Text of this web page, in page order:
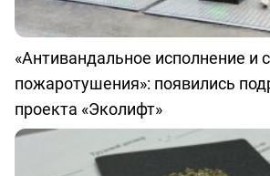
«Антивандальное исполнение и
пожаротушения»: появились
проекта «Эколифт»